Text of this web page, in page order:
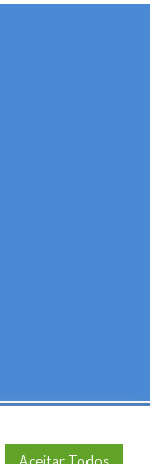
Aceitar Todos